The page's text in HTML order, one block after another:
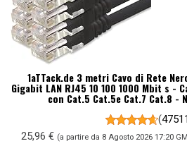
1aTTack.de 3 metri Cavo di Rete
Gigabit LAN RJ45 10 100 1000 Mbit s -
con Cat.5 Cat.5e Cat.7 Cat.8 -
(
25,96 € (a partire da 8 Agosto 2026 17:20